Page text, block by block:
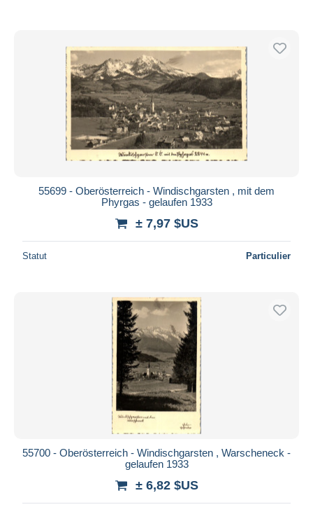
55699 - Oberösterreich - Windischgarsten , mit dem
Phyrgas - gelaufen 1933
± 7,97 $US
Statut Particulier
55700 - Oberösterreich - Windischgarsten , Warscheneck -
gelaufen 1933
± 6,82 $US